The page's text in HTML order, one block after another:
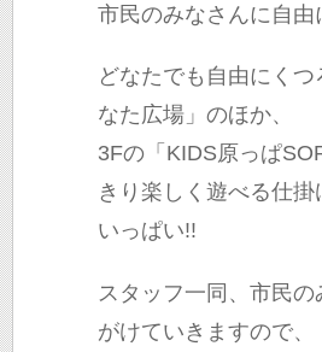
市民のみなさんに自
どなたでも自由にく
なた広場」のほか、
3Fの「KIDS原っぱ
きり楽しく遊べる仕掛
いっぱい!!
スタッフ一同、市民
がけていきますので、